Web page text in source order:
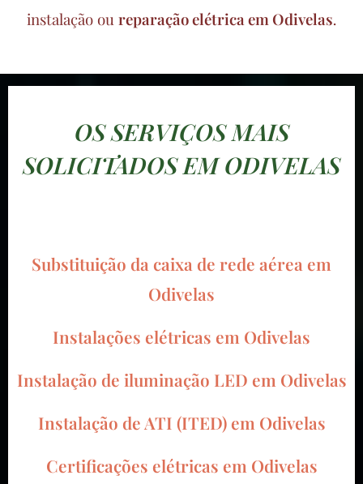
instalação ou reparação elétrica em Odivelas.
OS SERVIÇOS MAIS
SOLICITADOS EM ODIVELAS
Substituição da caixa de rede aérea em
Odivelas
Instalações elétricas em Odivelas
Instalação de iluminação LED em Odivelas
Instalação de ATI (ITED) em Odivelas
Certificações elétricas em Odivelas